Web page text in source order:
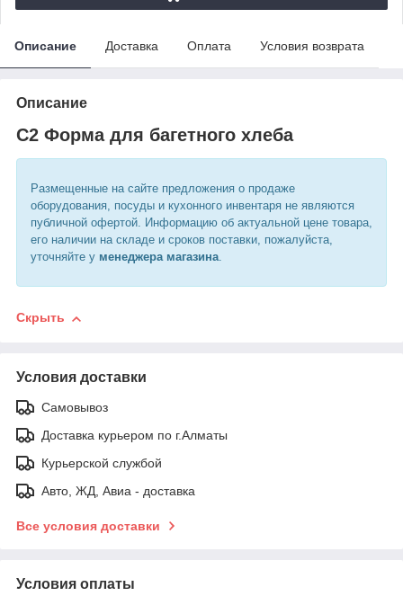
Описание Доставка Оплата Условия возврата
Описание
С2 Форма для багетного хлеба
Размещенные на сайте предложения о продаже
оборудования, посуды и кухонного инвентаря не являются
публичной офертой. Информацию об актуальной цене товара,
его наличии на складе и сроков поставки, пожалуйста,
уточняйте у менеджера магазина.
Скрыть
Условия доставки
Самовывоз
Доставка курьером по г.Алматы
Курьерской службой
Авто, ЖД, Авиа - доставка
Все условия доставки
Условия оплаты